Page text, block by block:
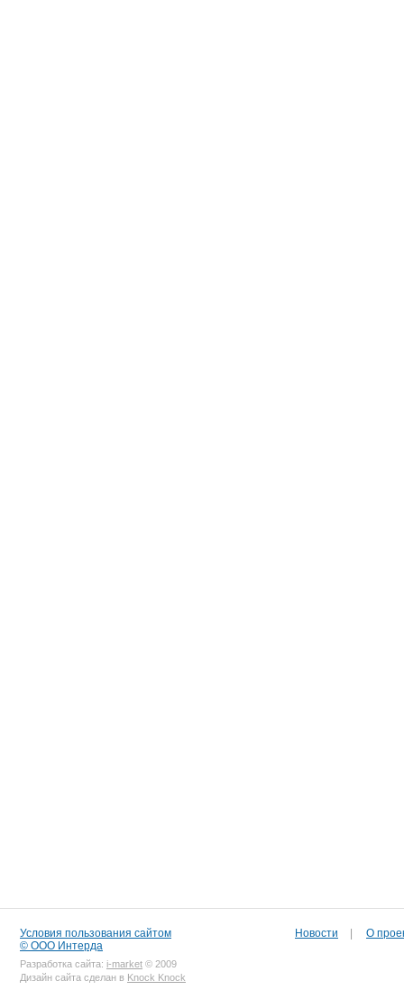
Условия пользования сайтом
© ООО Интерда
Разработка сайта: i-market © 2009
Дизайн сайта сделан в Knock Knock
Новости О